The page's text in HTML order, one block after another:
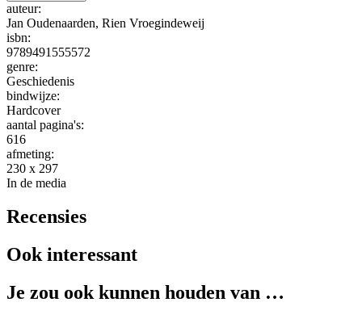
auteur:
Jan Oudenaarden, Rien Vroegindeweij
isbn:
9789491555572
genre:
Geschiedenis
bindwijze:
Hardcover
aantal pagina's:
616
afmeting:
230 x 297
In de media
Recensies
Ook interessant
Je zou ook kunnen houden van …